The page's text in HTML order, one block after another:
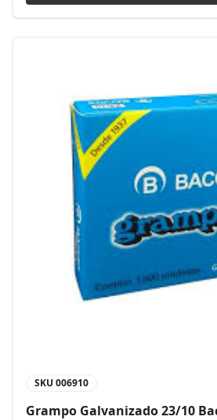
SKU 006910
Grampo Galvanizado 23/10